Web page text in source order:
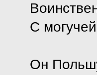
С
Он